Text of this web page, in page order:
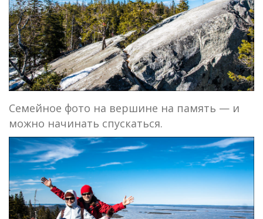
Семейное фото на вершине на память — и
можно начинать спускаться.